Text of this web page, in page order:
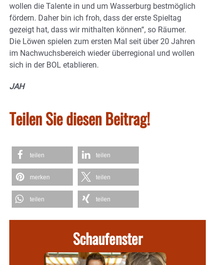
wollen die Talente in und um Wasserburg bestmöglich
fördern. Daher bin ich froh, dass der erste Spieltag
gezeigt hat, dass wir mithalten können“, so Räumer.
Die Löwen spielen zum ersten Mal seit über 20 Jahren
im Nachwuchsbereich wieder überregional und wollen
sich in der BOL etablieren.
JAH
Teilen Sie diesen Beitrag!
teilen teilen
merken teilen
teilen teilen
Schaufenster